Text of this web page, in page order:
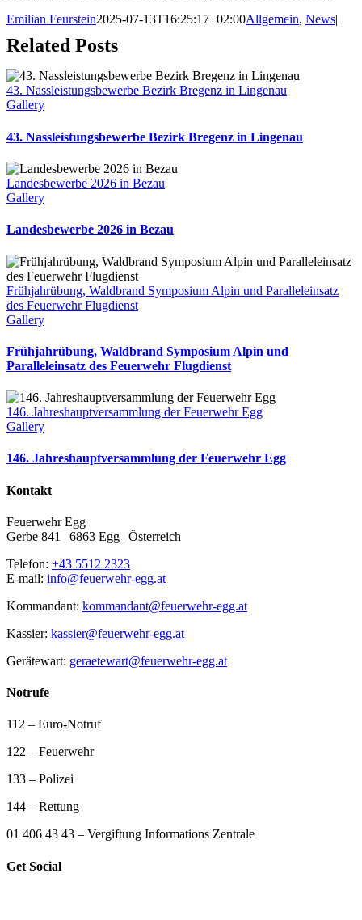
Emilian Feurstein2025-07-13T16:25:17+02:00Allgemein, News|
Related Posts
43. Nassleistungsbewerbe Bezirk Bregenz in Lingenau
Gallery
43. Nassleistungsbewerbe Bezirk Bregenz in Lingenau
Landesbewerbe 2026 in Bezau
Gallery
Landesbewerbe 2026 in Bezau
Frühjahrübung, Waldbrand Symposium Alpin und Paralleleinsatz
des Feuerwehr Flugdienst
Gallery
Frühjahrübung, Waldbrand Symposium Alpin und
Paralleleinsatz des Feuerwehr Flugdienst
146. Jahreshauptversammlung der Feuerwehr Egg
Gallery
146. Jahreshauptversammlung der Feuerwehr Egg
Kontakt
Feuerwehr Egg
Gerbe 841 | 6863 Egg | Österreich
Telefon: +43 5512 2323
E-mail: info@feuerwehr-egg.at
Kommandant: kommandant@feuerwehr-egg.at
Kassier: kassier@feuerwehr-egg.at
Gerätewart: geraetewart@feuerwehr-egg.at
Notrufe
112 – Euro-Notruf
122 – Feuerwehr
133 – Polizei
144 – Rettung
01 406 43 43 – Vergiftung Informations Zentrale
Get Social